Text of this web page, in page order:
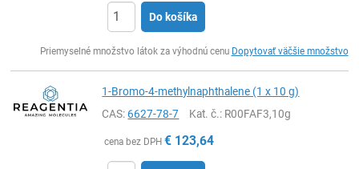
Do košíka
Priemyselné množstvo látok za výhodnú cenu Dopytovať väčšie množstvo
1-Bromo-4-methylnaphthalene (1 x 10 g)
CAS:6627-78-7 Kat. č.: R00FAF3,10g
cena bez DPH € 123,64